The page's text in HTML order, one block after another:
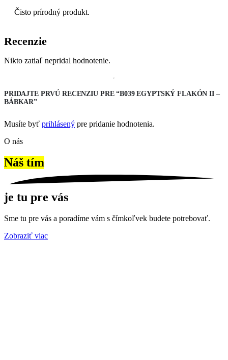
Čisto prírodný produkt.
Recenzie
Nikto zatiaľ nepridal hodnotenie.
PRIDAJTE PRVÚ RECENZIU PRE “B039 EGYPTSKÝ FLAKÓN II –
BÁBKAR”
Musíte byť prihlásený pre pridanie hodnotenia.
O nás
Náš tím
je tu pre vás
Sme tu pre vás a poradíme vám s čímkoľvek budete potrebovať.
Zobraziť viac